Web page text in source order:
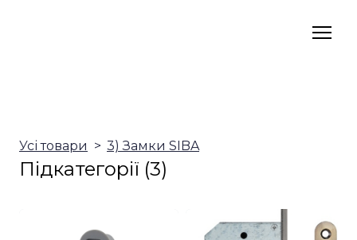
Усі товари 3) Замки SIBA
Підкатегорії (3)